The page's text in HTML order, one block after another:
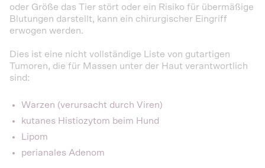
oder Größe das Tier stört oder ein Risiko für übermäßige
Blutungen darstellt, kann ein chirurgischer Eingriff
erwogen werden.
Dies ist eine nicht vollständige Liste von gutartigen
Tumoren, die für Massen unter der Haut verantwortlich
sind:
Warzen (verursacht durch Viren)
kutanes Histiozytom beim Hund
Lipom
perianales Adenom